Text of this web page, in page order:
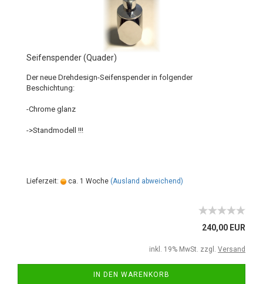
Seifenspender (Quader)
Der neue Drehdesign-Seifenspender in folgender
Beschichtung:
-Chrome glanz
->Standmodell !!!
Lieferzeit: ca. 1 Woche (Ausland abweichend)
240,00 EUR
inkl. 19% MwSt. zzgl. Versand
IN DEN WARENKORB